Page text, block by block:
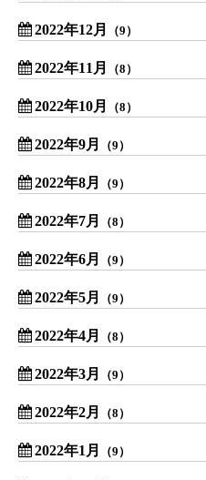
2022年12月 （9）
2022年11月 （8）
2022年10月 （8）
2022年9月 （9）
2022年8月 （9）
2022年7月 （8）
2022年6月 （9）
2022年5月 （9）
2022年4月 （8）
2022年3月 （9）
2022年2月 （8）
2022年1月 （9）